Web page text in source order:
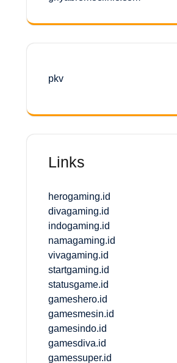
pkv
Links
herogaming.id
divagaming.id
indogaming.id
namagaming.id
vivagaming.id
startgaming.id
statusgame.id
gameshero.id
gamesmesin.id
gamesindo.id
gamesdiva.id
gamessuper.id